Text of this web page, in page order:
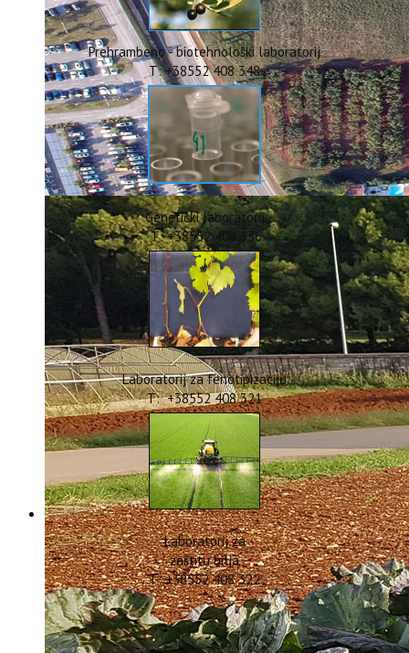
HyPro4ST
DIGIAGRI
GreenTea
CIRCOLIVE
Prehrambeno - biotehnološki laboratorij
T: +38552 408 348
Genetički laboratorij
T: +38552 408 336
Laboratorij za fenotipizaciju
T: +38552 408 321
Laboratorij za
zaštitu bilja
T: +38552 408 322